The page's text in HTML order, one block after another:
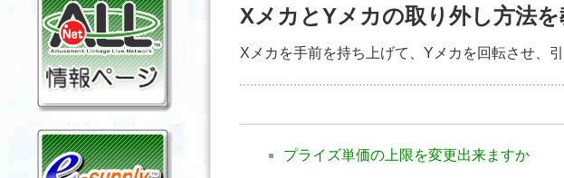
XメカとYメカの取り外し方法
Xメカを手前を持ち上げて、Yメカを回転させ、
プライズ単価の上限を変更出来ますか